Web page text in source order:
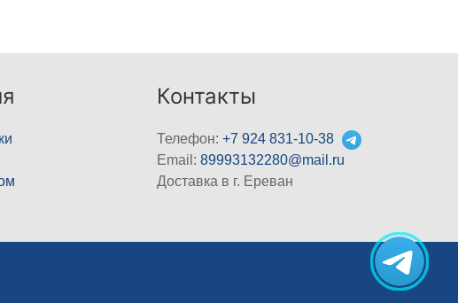
Контакты
Телефон:+7 924 831-10-38
Email:89993132280@mail.ru
Доставка в г. Ереван